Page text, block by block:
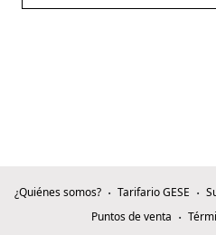
¿Quiénes somos? Tarifario GESE
Puntos de venta